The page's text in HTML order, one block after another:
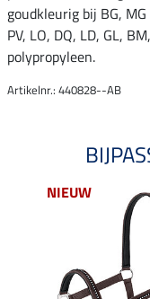
goudkleurig bij BG,
PV, LO, DQ, LD, GL,
polypropyleen.
Artikelnr.: 440828--AB
NIEUW